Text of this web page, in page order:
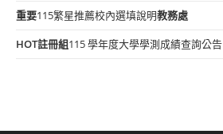
重要115繁星推薦校內選填說明教務處
HOT註冊組115 學年度大學學測成績查詢公告